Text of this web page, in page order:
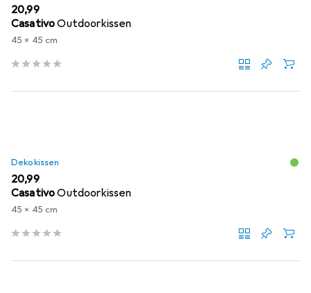
EUR
20,99
CasativoOutdoorkissen
45 x 45 cm
Dekokissen
EUR
20,99
CasativoOutdoorkissen
45 x 45 cm